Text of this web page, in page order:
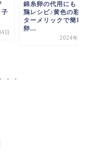
子
日
錦糸卵の代用にも！
鶏レシピ♪黄色の彩
ターメリックで簡単
卵...
2024年8